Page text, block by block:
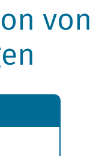
von